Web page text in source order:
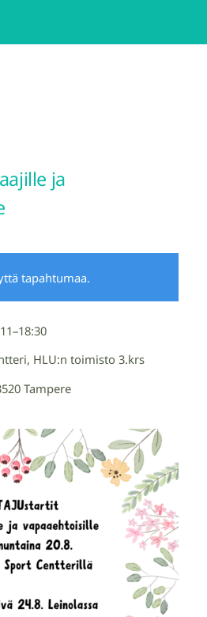
Jumppatiimi TAJU ry
ja
tapahtumaa.
–18:30
HLU:n toimisto 3.krs
Tampere